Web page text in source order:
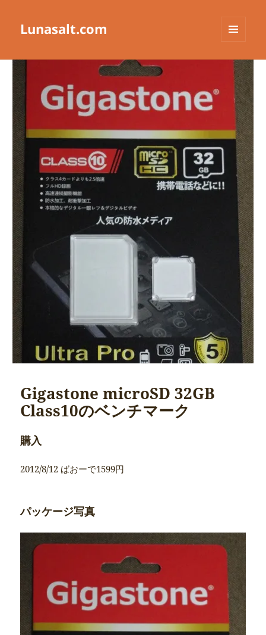
Lunasalt.com
ーとウ
ィジェ
ット
Gigastone microSD 32GB
Class10のベンチマーク
購入
2012/8/12 ばおーで1599円
パッケージ写真